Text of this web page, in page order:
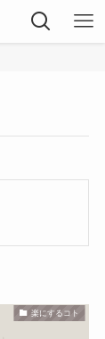
楽にするコト